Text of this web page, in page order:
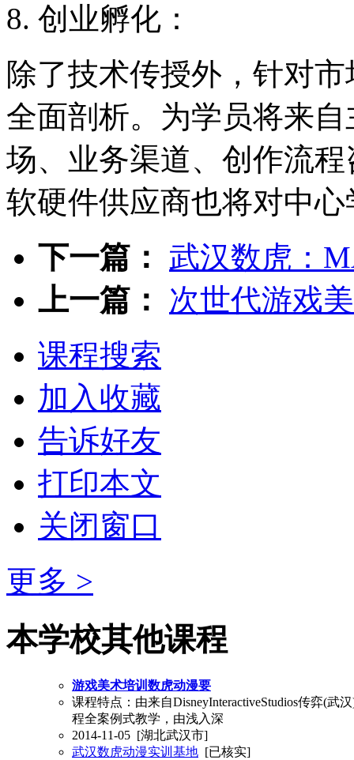
8. 创业孵化：
除了技术传授外，针对
全面剖析。为学员将来
场、业务渠道、创作流
软硬件供应商也将对中
下一篇：
武汉数虎：
上一篇：
次世代游戏
课程搜索
加入收藏
告诉好友
打印本文
关闭窗口
更多 >
本学校其他课程
游戏美术培训数虎动漫要
课程特点：由来自DisneyInteractiveStudios传弈(
程全案例式教学，由浅入深
2014-11-05 [湖北武汉市]
武汉数虎动漫实训基地 [已核实]